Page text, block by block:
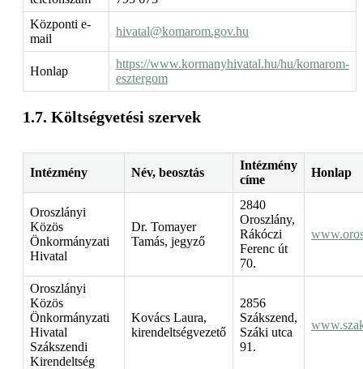
Központi e-
mail
hivatal@komarom.gov.hu
Honlap
https://www.kormanyhivatal.hu/hu/komarom-
esztergom
Költségvetési szervek
Intézmény Név, beosztás
Intézmény
címe
Honlap
Oroszlányi
Közös
Önkormányzati
Hivatal
Dr. Tomayer
Tamás, jegyző
2840
Oroszlány,
Rákóczi
Ferenc út
70.
Oroszlányi
Közös
Önkormányzati
Hivatal
Szákszendi
Kirendeltség
Kovács Laura,
kirendeltségvezető
2856
Szákszend,
Száki utca
91.